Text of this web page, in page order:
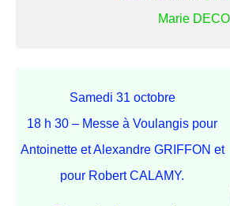
Marie
Samedi 31 octobre
18 h 30 – Messe à Voulangis pour
Antoinette et Alexandre GRIFFON et
pour Robert CALAMY.